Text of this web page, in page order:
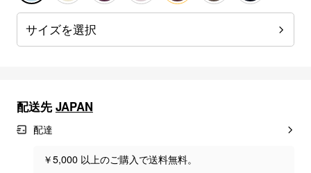
サイズを選択
配送先 JAPAN
配達
￥5,000 以上のご購入で送料無料。